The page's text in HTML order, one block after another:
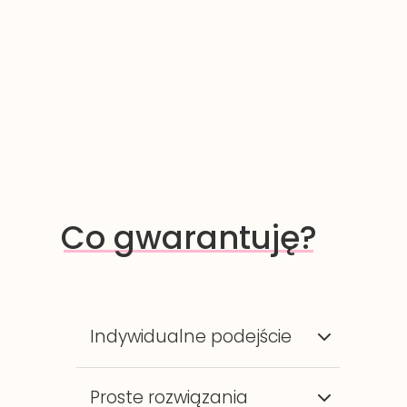
Co gwarantuję?
Indywidualne podejście
Proste rozwiązania